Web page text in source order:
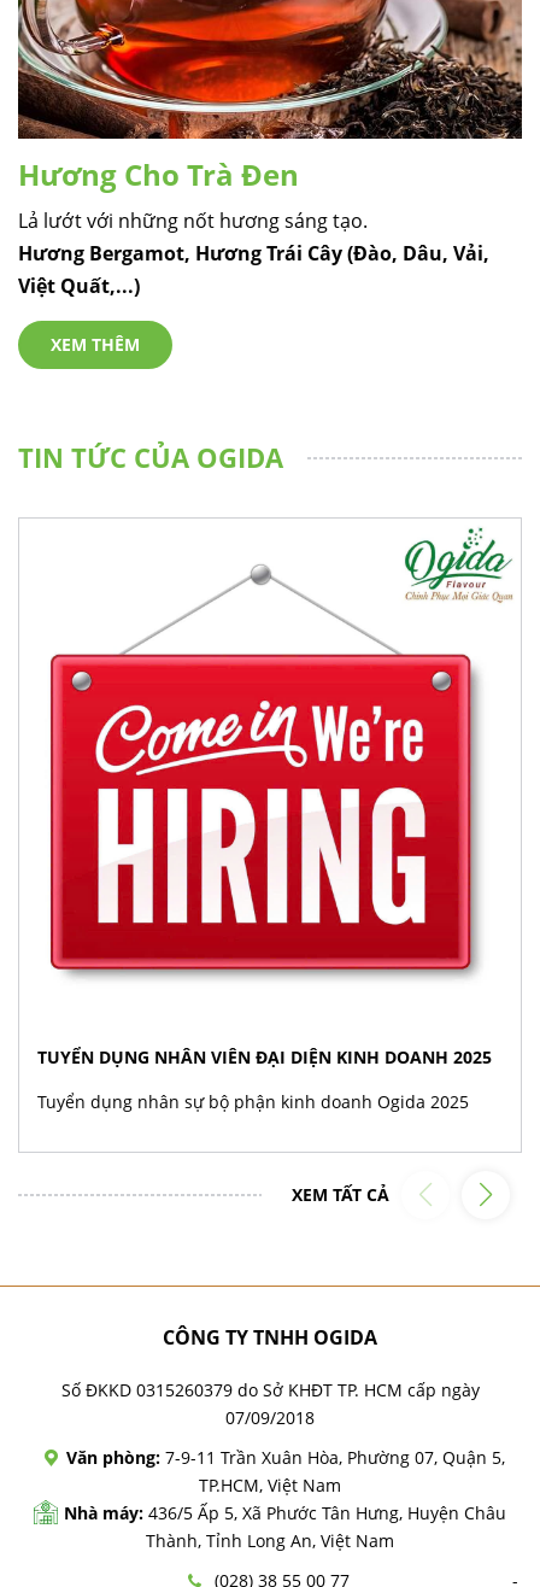
Hương Cho Trà Đen
Lả lướt với những nốt hương sáng tạo.
Hương Bergamot, Hương Trái Cây (Đào, Dâu, Vải,
Việt Quất,...)
XEM THÊM
TIN TỨC CỦA OGIDA
TUYỂN DỤNG NHÂN VIÊN ĐẠI DIỆN KINH DOANH 2025
Tuyển dụng nhân sự bộ phận kinh doanh Ogida 2025
XEM TẤT CẢ
CÔNG TY TNHH OGIDA
Số ĐKKD 0315260379 do Sở KHĐT TP. HCM cấp ngày
07/09/2018
Văn phòng: 7-9-11 Trần Xuân Hòa, Phường 07, Quận 5,
TP.HCM, Việt Nam
Nhà máy: 436/5 Ấp 5, Xã Phước Tân Hưng, Huyện Châu
Thành, Tỉnh Long An, Việt Nam
(028) 38 55 00 77